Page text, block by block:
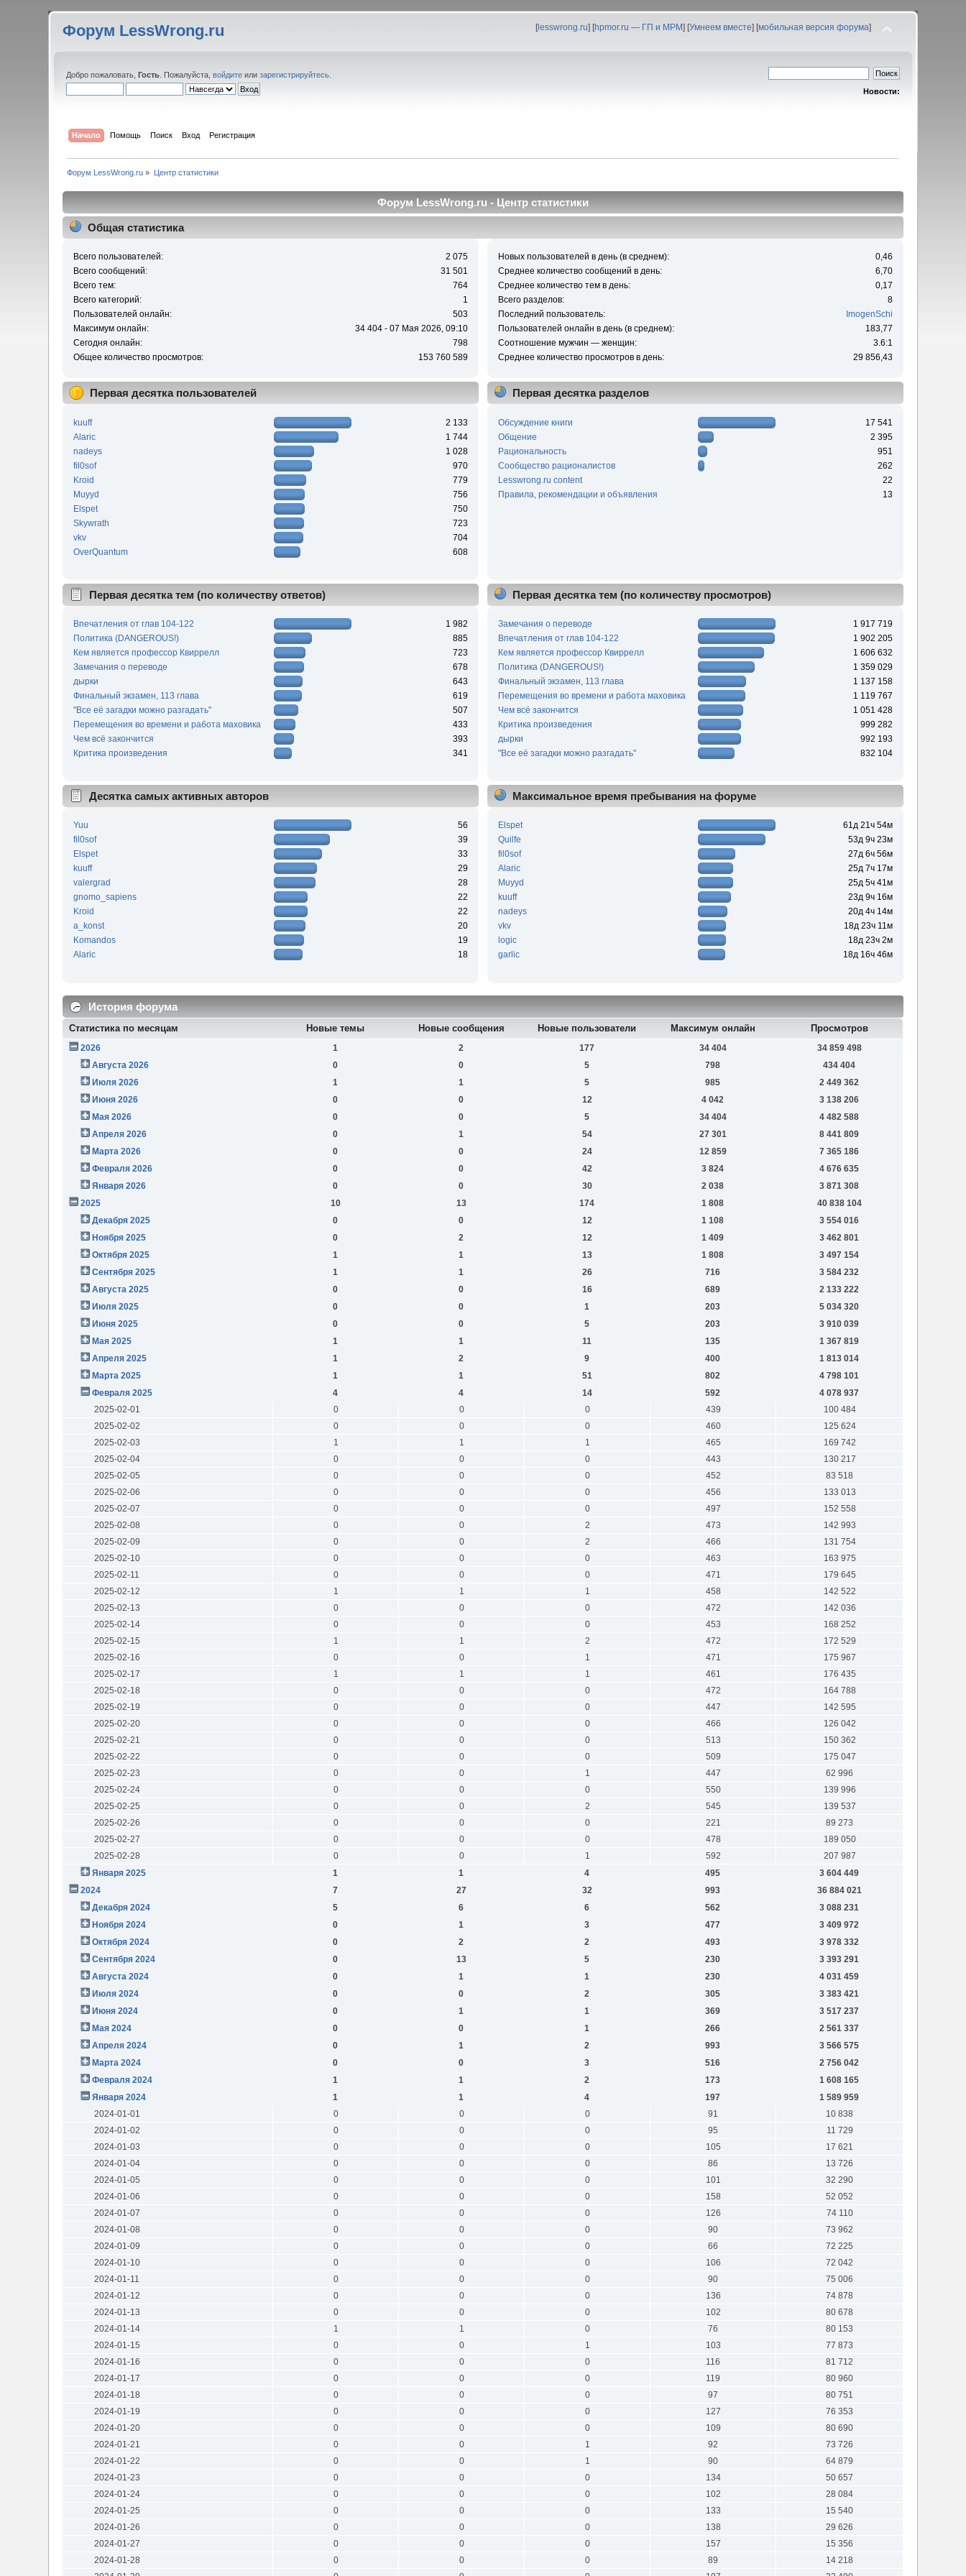
Форум LessWrong.ru [lesswrong.ru] [hpmor.ru — ГП и МРМ] [Умнеем вместе] [мобильная версия форума]
Добро пожаловать,Гость . Пожалуйста,войдите илизарегистрируйтесь
Новости:
Начало Помощь Поиск Вход Регистрация
Форум LessWrong.ru » Центр статистики
Форум LessWrong.ru - Центр статистики
Общая статистика
Всего пользователей:
2 075
Всего сообщений:
31 501
Всего тем:
764
Всего категорий:
1
Пользователей онлайн:
503
Максимум онлайн:
34 404 - 07 Мая 2026, 09:10
Сегодня онлайн:
798
Общее количество просмотров:
153 760 589
Новых пользователей в день (в среднем):
0,46
Среднее количество сообщений в день:
6,70
Среднее количество тем в день:
0,17
Всего разделов:
8
Последний пользователь:
ImogenSchi
Пользователей онлайн в день (в среднем):
183,77
Соотношение мужчин — женщин:
3.6:1
Среднее количество просмотров в день:
29 856,43
Первая десятка пользователей
kuuff
2 133
Alaric
1 744
nadeys
1 028
fil0sof
970
Kroid
779
Muyyd
756
Elspet
750
Skywrath
723
vkv
704
OverQuantum
608
Первая десятка разделов
Обсуждение книги
17 541
Общение
2 395
Рациональность
951
Сообщество рационалистов
262
Lesswrong.ru content
22
Правила, рекомендации и объявления
13
Первая десятка тем (по количеству ответов)
Впечатления от глав 104-122
1 982
Политика (DANGEROUS!)
885
Кем является профессор Квиррелл
723
Замечания о переводе
678
дырки
643
Финальный экзамен, 113 глава
619
"Все её загадки можно разгадать"
507
Перемещения во времени и работа маховика
433
Чем всё закончится
393
Критика произведения
341
Первая десятка тем (по количеству просмотров)
Замечания о переводе
1 917 719
Впечатления от глав 104-122
1 902 205
Кем является профессор Квиррелл
1 606 632
Политика (DANGEROUS!)
1 359 029
Финальный экзамен, 113 глава
1 137 158
Перемещения во времени и работа маховика
1 119 767
Чем всё закончится
1 051 428
Критика произведения
999 282
дырки
992 193
"Все её загадки можно разгадать"
832 104
Десятка самых активных авторов
Yuu
56
fil0sof
39
Elspet
33
kuuff
29
valergrad
28
gnomo_sapiens
22
Kroid
22
a_konst
20
Komandos
19
Alaric
18
Максимальное время пребывания на форуме
Elspet
61д 21ч 54м
Quilfe
53д 9ч 23м
fil0sof
27д 6ч 56м
Alaric
25д 7ч 17м
Muyyd
25д 5ч 41м
kuuff
23д 9ч 16м
nadeys
20д 4ч 14м
vkv
18д 23ч 11м
logic
18д 23ч 2м
garlic
18д 16ч 46м
История форума
Статистика по месяцам Новые темы Новые сообщения Новые пользователи Максимум онлайн Просмотров
2026 1 2 177 34 404
34 859 498
Августа 2026
0 0 5 798
434 404
Июля 2026
1 1 5 985
2 449 362
Июня 2026
0 0 12 4 042
3 138 206
Мая 2026
0 0 5 34 404
4 482 588
Апреля 2026
0 1 54 27 301
8 441 809
Марта 2026
0 0 24 12 859
7 365 186
Февраля 2026
0 0 42 3 824
4 676 635
Января 2026
0 0 30 2 038
3 871 308
2025
10 13 174 1 808
40 838 104
Декабря 2025
0 0 12 1 108
3 554 016
Ноября 2025
0 2 12 1 409
3 462 801
Октября 2025
1 1 13 1 808
3 497 154
Сентября 2025
1 1 26 716
3 584 232
Августа 2025
0 0 16 689
2 133 222
Июля 2025
0 0 1 203
5 034 320
Июня 2025
0 0 5 203
3 910 039
Мая 2025
1 1 11 135
1 367 819
Апреля 2025
1 2 9 400
1 813 014
Марта 2025
1 1 51 802
4 798 101
Февраля 2025
4 4 14 592
4 078 937
2025-02-01
0 0 0 439
100 484
2025-02-02
0 0 0 460
125 624
2025-02-03
1 1 1 465
169 742
2025-02-04
0 0 0 443
130 217
2025-02-05
0 0 0 452
83 518
2025-02-06
0 0 0 456
133 013
2025-02-07
0 0 0 497
152 558
2025-02-08
0 0 2 473
142 993
2025-02-09
0 0 2 466
131 754
2025-02-10
0 0 0 463
163 975
2025-02-11
0 0 0 471
179 645
2025-02-12
1 1 1 458
142 522
2025-02-13
0 0 0 472
142 036
2025-02-14
0 0 0 453
168 252
2025-02-15
1 1 2 472
172 529
2025-02-16
0 0 1 471
175 967
2025-02-17
1 1 1 461
176 435
2025-02-18
0 0 0 472
164 788
2025-02-19
0 0 0 447
142 595
2025-02-20
0 0 0 466
126 042
2025-02-21
0 0 0 513
150 362
2025-02-22
0 0 0 509
175 047
2025-02-23
0 0 1 447
62 996
2025-02-24
0 0 0 550
139 996
2025-02-25
0 0 2 545
139 537
2025-02-26
0 0 0 221
89 273
2025-02-27
0 0 0 478
189 050
2025-02-28
0 0 1 592
207 987
Января 2025
1 1 4 495
3 604 449
2024
7 27 32 993
36 884 021
Декабря 2024
5 6 6 562
3 088 231
Ноября 2024
0 1 3 477
3 409 972
Октября 2024
0 2 2 493
3 978 332
Сентября 2024
0 13 5 230
3 393 291
Августа 2024
0 1 1 230
4 031 459
Июля 2024
0 0 2 305
3 383 421
Июня 2024
0 1 1 369
3 517 237
Мая 2024
0 0 1 266
2 561 337
Апреля 2024
0 1 2 993
3 566 575
Марта 2024
0 0 3 516
2 756 042
Февраля 2024
1 1 2 173
1 608 165
Января 2024
1 1 4 197
1 589 959
2024-01-01
0 0 0 91
10 838
2024-01-02
0 0 0 95
11 729
2024-01-03
0 0 0 105
17 621
2024-01-04
0 0 0 86
13 726
2024-01-05
0 0 0 101
32 290
2024-01-06
0 0 0 158
52 052
2024-01-07
0 0 0 126
74 110
2024-01-08
0 0 0 90
73 962
2024-01-09
0 0 0 66
72 225
2024-01-10
0 0 0 106
72 042
2024-01-11
0 0 0 90
75 006
2024-01-12
0 0 0 136
74 878
2024-01-13
0 0 0 102
80 678
2024-01-14
1 1 0 76
80 153
2024-01-15
0 0 1 103
77 873
2024-01-16
0 0 0 116
81 712
2024-01-17
0 0 0 119
80 960
2024-01-18
0 0 0 97
80 751
2024-01-19
0 0 0 127
76 353
2024-01-20
0 0 0 109
80 690
2024-01-21
0 0 1 92
73 726
2024-01-22
0 0 1 90
64 879
2024-01-23
0 0 0 134
50 657
2024-01-24
0 0 0 102
28 084
2024-01-25
0 0 0 133
15 540
2024-01-26
0 0 0 138
29 626
2024-01-27
0 0 0 157
15 356
2024-01-28
0 0 0 89
14 218